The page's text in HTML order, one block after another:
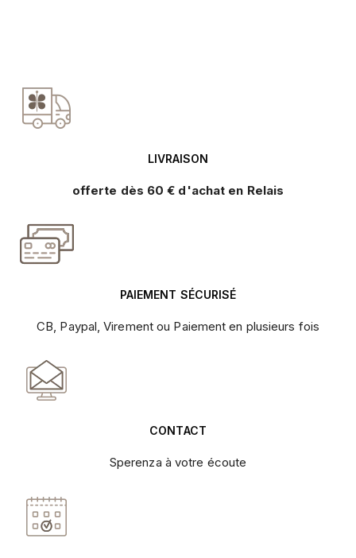
LIVRAISON
offerte dès 60 € d'achat en Relais
PAIEMENT SÉCURISÉ
CB, Paypal, Virement ou Paiement en plusieurs fois
CONTACT
Sperenza à votre écoute